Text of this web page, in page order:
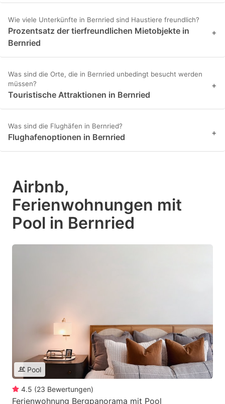
Wie viele Unterkünfte in Bernried sind Haustiere freundlich?
Prozentsatz der tierfreundlichen Mietobjekte in
Bernried
+
Was sind die Orte, die in Bernried unbedingt besucht werden
müssen?
Touristische Attraktionen in Bernried
+
Was sind die Flughäfen in Bernried?
Flughafenoptionen in Bernried +
Airbnb,
Ferienwohnungen mit
Pool in Bernried
Pool
4.5 (23 Bewertungen)
Ferienwohnung Bergpanorama mit Pool